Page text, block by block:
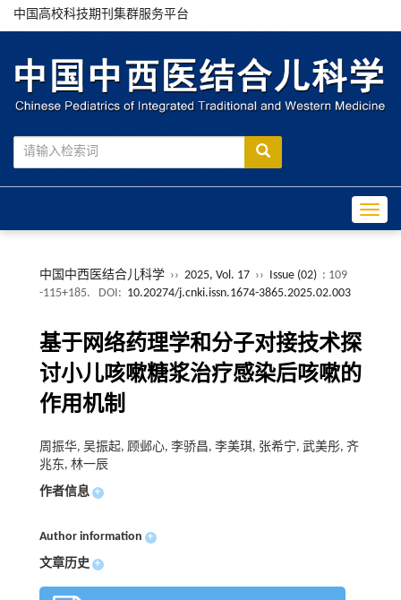
中国高校科技期刊集群服务平台
中国中西医结合儿科学 ›› 2025, Vol. 17 ›› Issue (02) : 109
-115+185.
DOI: 10.20274/j.cnki.issn.1674-3865.2025.02.003
基于网络药理学和分子对接技术探
讨小儿咳嗽糖浆治疗感染后咳嗽的
作用机制
周振华, 吴振起, 顾邺心, 李骄昌, 李美琪, 张希宁, 武美彤, 齐
兆东, 林一辰
作者信息 +
Author information +
文章历史 +